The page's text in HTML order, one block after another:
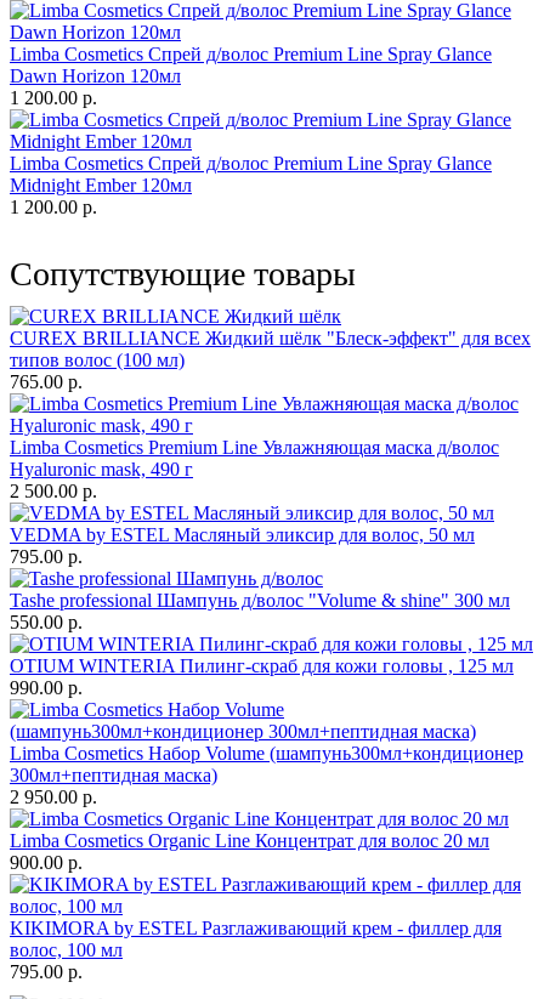
Limba Cosmetics Спрей д/волос Premium Line Spray Glance
Dawn Horizon 120мл
1 200.00 р.
Limba Cosmetics Спрей д/волос Premium Line Spray Glance
Midnight Ember 120мл
1 200.00 р.
Сопутствующие товары
CUREX BRILLIANCE Жидкий шёлк "Блеск-эффект" для всех
типов волос (100 мл)
765.00 р.
Limba Cosmetics Premium Line Увлажняющая маска д/волос
Hyaluronic mask, 490 г
2 500.00 р.
VEDMA by ESTEL Масляный эликсир для волос, 50 мл
795.00 р.
Tashe professional Шампунь д/волос "Volume & shine" 300 мл
550.00 р.
OTIUM WINTERIA Пилинг-скраб для кожи головы , 125 мл
990.00 р.
Limba Cosmetics Набор Volume (шампунь300мл+кондиционер
300мл+пептидная маска)
2 950.00 р.
Limba Cosmetics Organic Line Концентрат для волос 20 мл
900.00 р.
KIKIMORA by ESTEL Разглаживающий крем - филлер для
волос, 100 мл
795.00 р.